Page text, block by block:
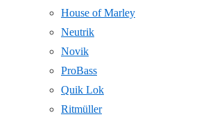
House of Marley
Neutrik
Novik
ProBass
Quik Lok
Ritmüller